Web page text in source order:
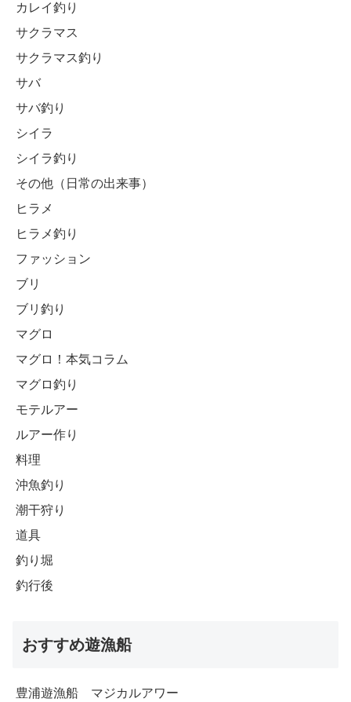
カレイ釣り
サクラマス
サクラマス釣り
サバ
サバ釣り
シイラ
シイラ釣り
その他（日常の出来事）
ヒラメ
ヒラメ釣り
ファッション
ブリ
ブリ釣り
マグロ
マグロ！本気コラム
マグロ釣り
モテルアー
ルアー作り
料理
沖魚釣り
潮干狩り
道具
釣り堀
釣行後
おすすめ遊漁船
豊浦遊漁船 マジカルアワー